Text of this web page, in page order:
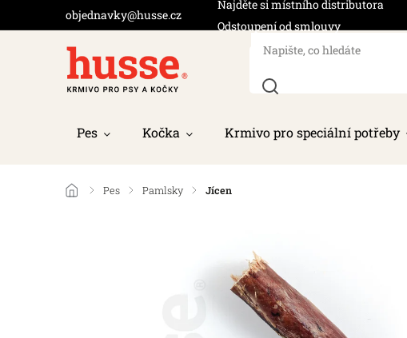
objednavky@husse.cz
Najděte si místního distributora
Odstoupení od smlouvy
Pes Kočka Krmivo pro speciální potřeby
/ Pes / Pamlsky / Jícen